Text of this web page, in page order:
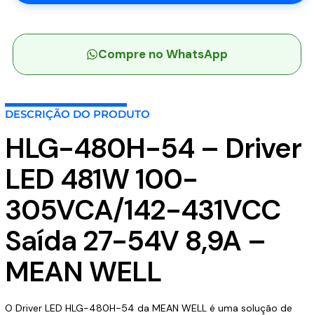
100-
431VCC
27-
-
WELL
quantidade
Compre no WhatsApp
DESCRIÇÃO DO PRODUTO
HLG-480H-54 – Driver
LED 481W 100-
305VCA/142-431VCC
Saída 27-54V 8,9A –
MEAN WELL
O Driver LED HLG-480H-54 da MEAN WELL é uma solução de